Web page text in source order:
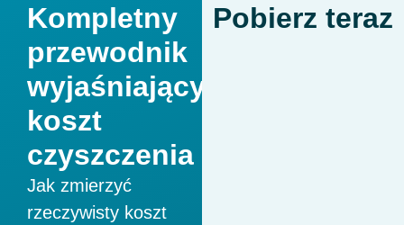
Kompletny
przewodnik
wyjaśniający
koszt
czyszczenia
Jak zmierzyć
rzeczywisty koszt
Pobierz teraz